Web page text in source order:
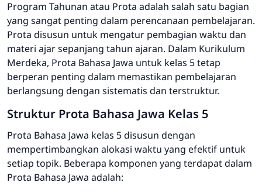
Program Tahunan atau Prota adalah salah satu bagian
yang sangat penting dalam perencanaan pembelajaran.
Prota disusun untuk mengatur pembagian waktu dan
materi ajar sepanjang tahun ajaran. Dalam Kurikulum
Merdeka, Prota Bahasa Jawa untuk kelas 5 tetap
berperan penting dalam memastikan pembelajaran
berlangsung dengan sistematis dan terstruktur.
Struktur Prota Bahasa Jawa Kelas 5
Prota Bahasa Jawa kelas 5 disusun dengan
mempertimbangkan alokasi waktu yang efektif untuk
setiap topik. Beberapa komponen yang terdapat dalam
Prota Bahasa Jawa adalah: